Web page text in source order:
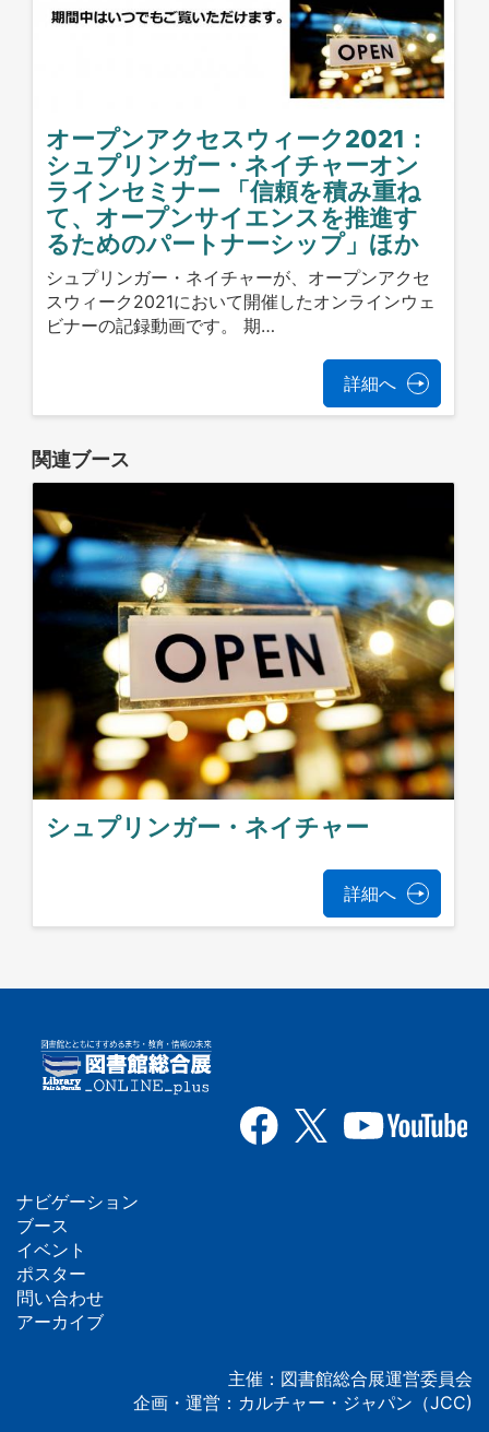
オープンアクセスウィーク2021：
シュプリンガー・ネイチャーオン
ラインセミナー 「信頼を積み重ね
て、オープンサイエンスを推進す
るためのパートナーシップ」ほか
シュプリンガー・ネイチャーが、オープンアクセ
スウィーク2021において開催したオンラインウェ
ビナーの記録動画です。 期…
詳細へ
関連ブース
シュプリンガー・ネイチャー
詳細へ
フ
ッ
タ
ナビゲーション
ブース
イベント
ポスター
問い合わせ
アーカイブ
主催：図書館総合展運営委員会
企画・運営：カルチャー・ジャパン（JCC)